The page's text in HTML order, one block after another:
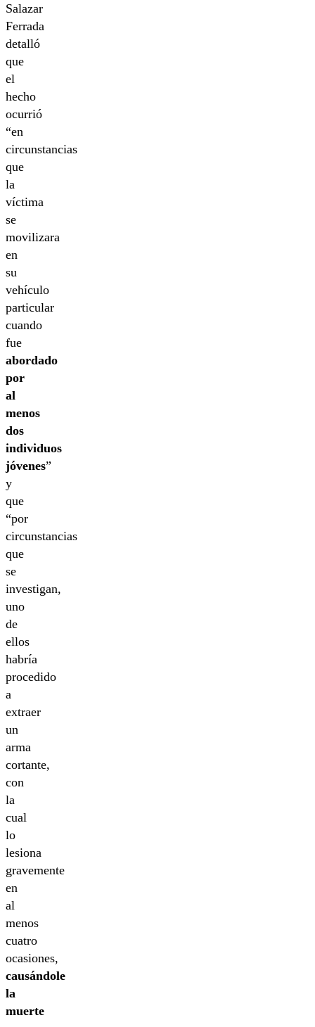
Salazar
Ferrada
detalló
que
el
hecho
ocurrió
“en
circunstancias
que
la
víctima
se
movilizara
en
su
vehículo
particular
cuando
fue
abordado
por
al
menos
dos
individuos
jóvenes”
y
que
“por
circunstancias
que
se
investigan,
uno
de
ellos
habría
procedido
a
extraer
un
arma
cortante,
con
la
cual
lo
lesiona
gravemente
en
al
menos
cuatro
ocasiones,
causándole
la
muerte